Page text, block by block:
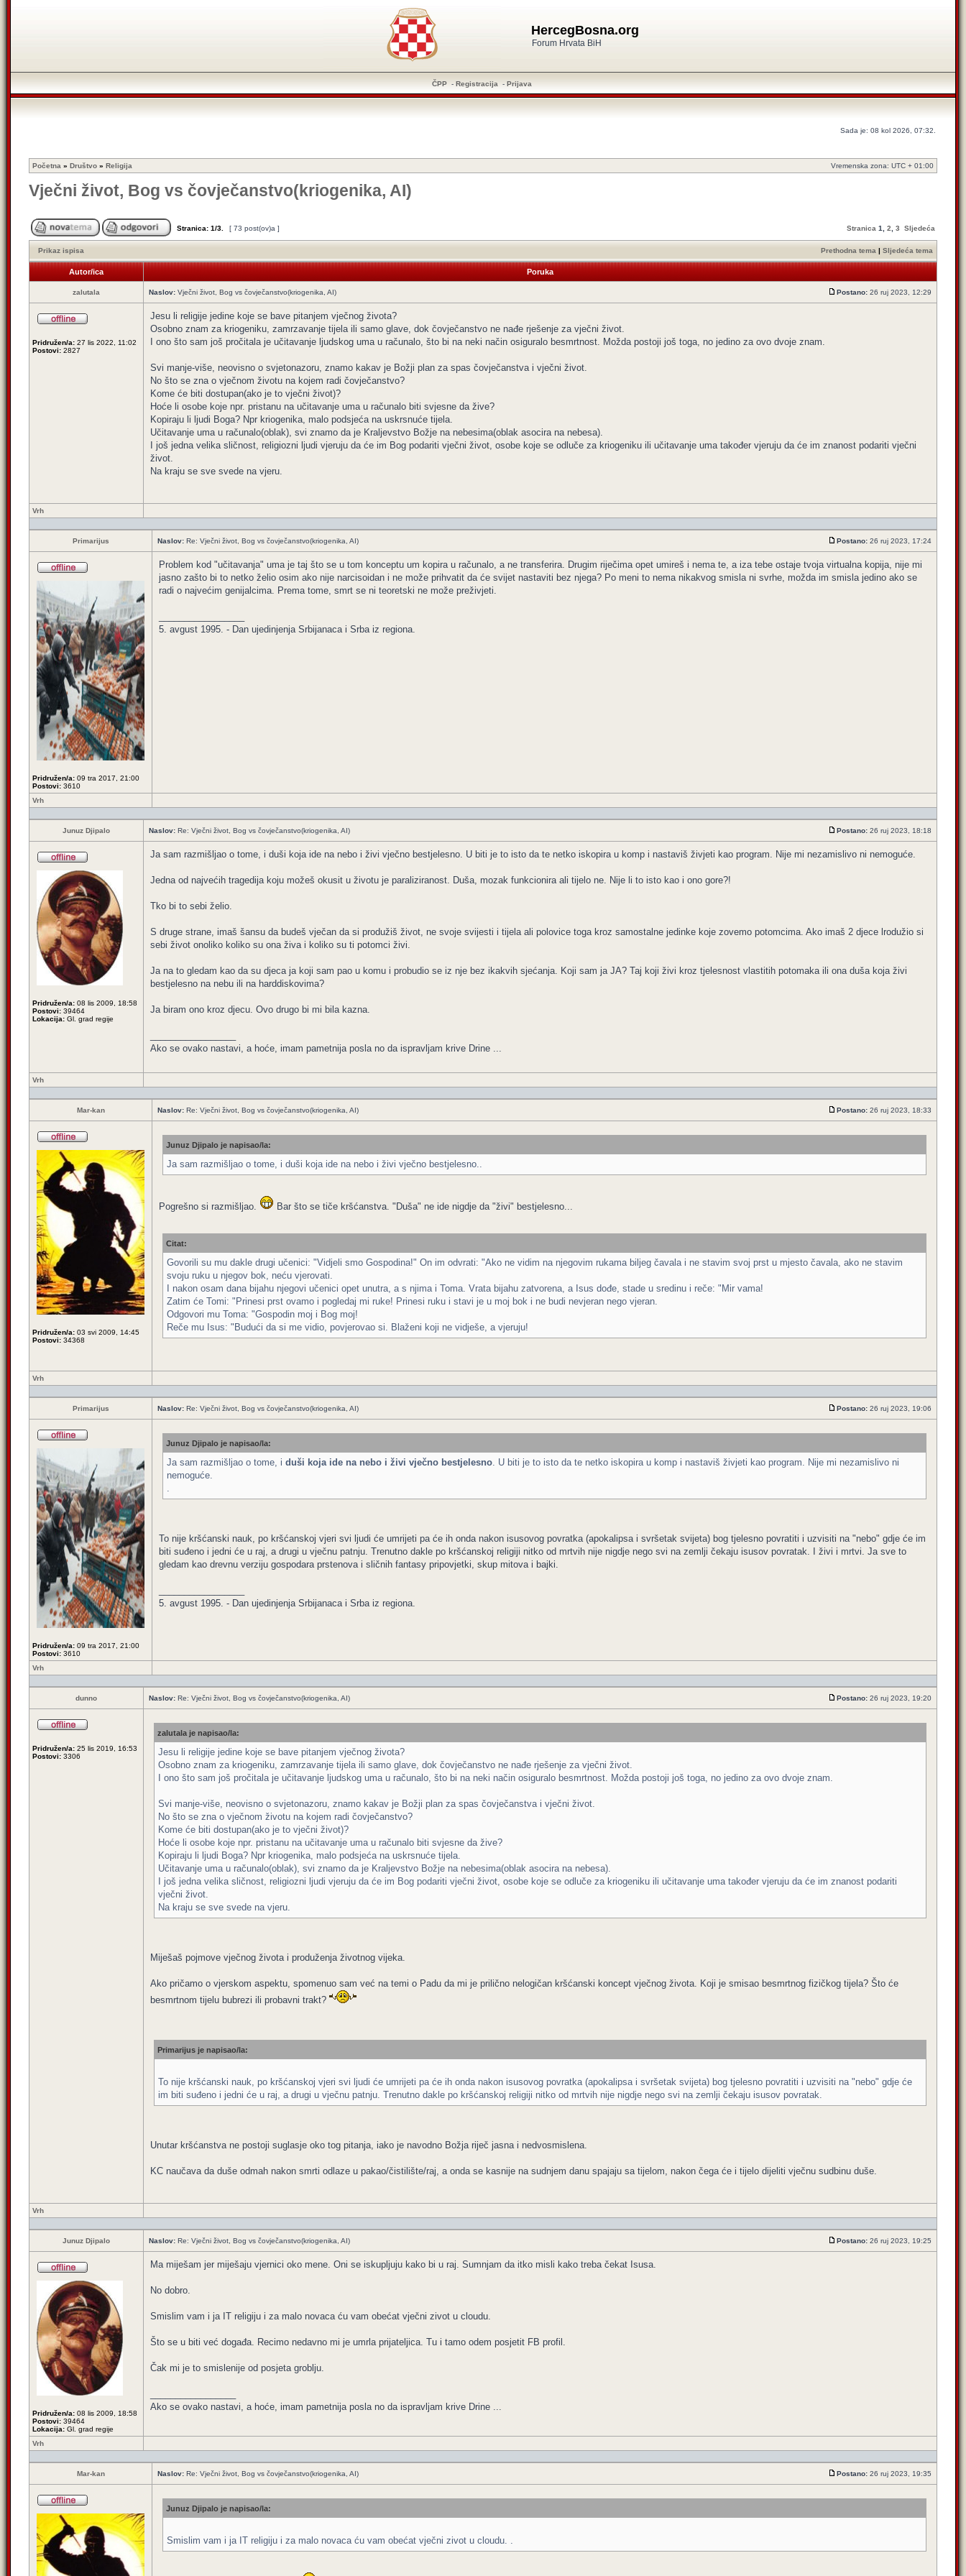
HercegBosna.org
Forum Hrvata BiH
ČPP - Registracija - Prijava
Sada je: 08 kol 2026, 07:32.
Početna » Društvo » Religija Vremenska zona: UTC + 01:00
Vječni život, Bog vs čovječanstvo(kriogenika, AI)
Stranica: 1/3 [ 73 post(ov)a ] Stranica 1 2 3 Sljedeća
Prikaz ispisa Prethodna tema | Sljedeća tema
Autor/ica Poruka
zalutala Naslov: Vječni život, Bog vs čovječanstvo(kriogenika, AI) Postano: 26 ruj 2023, 12:29
Pridružen/a: 27 lis 2022, 11:02
Postovi: 2827
Jesu li religije jedine koje se bave pitanjem vječnog života?
Osobno znam za kriogeniku, zamrzavanje tijela ili samo glave, dok čovječanstvo ne nađe rješenje za vječni život.
I ono što sam još pročitala je učitavanje ljudskog uma u računalo, što bi na neki način osiguralo besmrtnost. Možda postoji još toga, no jedino za ovo dvoje znam.
Svi manje-više, neovisno o svjetonazoru, znamo kakav je Božji plan za spas čovječanstva i vječni život.
No što se zna o vječnom životu na kojem radi čovječanstvo?
Kome će biti dostupan(ako je to vječni život)?
Hoće li osobe koje npr. pristanu na učitavanje uma u računalo biti svjesne da žive?
Kopiraju li ljudi Boga? Npr kriogenika, malo podsjeća na uskrsnuće tijela.
Učitavanje uma u računalo(oblak), svi znamo da je Kraljevstvo Božje na nebesima(oblak asocira na nebesa).
I još jedna velika sličnost, religiozni ljudi vjeruju da će im Bog podariti vječni život, osobe koje se odluče za kriogeniku ili učitavanje uma također vjeruju da će im znanost podariti vječni
život.
Na kraju se sve svede na vjeru.
Vrh
Primarijus Naslov: Re: Vječni život, Bog vs čovječanstvo(kriogenika, AI) Postano: 26 ruj 2023, 17:24
Pridružen/a: 09 tra 2017, 21:00
Postovi: 3610
Problem kod "učitavanja" uma je taj što se u tom konceptu um kopira u računalo, a ne transferira. Drugim riječima opet umireš i nema te, a iza tebe ostaje tvoja virtualna kopija, nije mi
jasno zašto bi to netko želio osim ako nije narcisoidan i ne može prihvatit da će svijet nastaviti bez njega? Po meni to nema nikakvog smisla ni svrhe, možda im smisla jedino ako se
radi o najvećim genijalcima. Prema tome, smrt se ni teoretski ne može preživjeti.
5. avgust 1995. - Dan ujedinjenja Srbijanaca i Srba iz regiona.
Vrh
Junuz Djipalo Naslov: Re: Vječni život, Bog vs čovječanstvo(kriogenika, AI) Postano: 26 ruj 2023, 18:18
Pridružen/a: 08 lis 2009, 18:58
Postovi: 39464
Lokacija: Gl. grad regije
Ja sam razmišljao o tome, i duši koja ide na nebo i živi vječno bestjelesno. U biti je to isto da te netko iskopira u komp i nastaviš živjeti kao program. Nije mi nezamislivo ni nemoguće.
Jedna od najvećih tragedija koju možeš okusit u životu je paraliziranost. Duša, mozak funkcionira ali tijelo ne. Nije li to isto kao i ono gore?!
Tko bi to sebi želio.
S druge strane, imaš šansu da budeš vječan da si produžiš život, ne svoje svijesti i tijela ali polovice toga kroz samostalne jedinke koje zovemo potomcima. Ako imaš 2 djece lrodužio si
sebi život onoliko koliko su ona živa i koliko su ti potomci živi.
Ja na to gledam kao da su djeca ja koji sam pao u komu i probudio se iz nje bez ikakvih sjećanja. Koji sam ja JA? Taj koji živi kroz tjelesnost vlastitih potomaka ili ona duša koja živi
bestjelesno na nebu ili na harddiskovima?
Ja biram ono kroz djecu. Ovo drugo bi mi bila kazna.
Ako se ovako nastavi, a hoće, imam pametnija posla no da ispravljam krive Drine ...
Vrh
Mar-kan Naslov: Re: Vječni život, Bog vs čovječanstvo(kriogenika, AI) Postano: 26 ruj 2023, 18:33
Pridružen/a: 03 svi 2009, 14:45
Postovi: 34368
Junuz Djipalo je napisao/la:
Ja sam razmišljao o tome, i duši koja ide na nebo i živi vječno bestjelesno..
Pogrešno si razmišljao. Bar što se tiče kršćanstva. "Duša" ne ide nigdje da "živi" bestjelesno...
Citat:
Govorili su mu dakle drugi učenici: "Vidjeli smo Gospodina!" On im odvrati: "Ako ne vidim na njegovim rukama biljeg čavala i ne stavim svoj prst u mjesto čavala, ako ne stavim
svoju ruku u njegov bok, neću vjerovati.
I nakon osam dana bijahu njegovi učenici opet unutra, a s njima i Toma. Vrata bijahu zatvorena, a Isus dođe, stade u sredinu i reče: "Mir vama!
Zatim će Tomi: "Prinesi prst ovamo i pogledaj mi ruke! Prinesi ruku i stavi je u moj bok i ne budi nevjeran nego vjeran.
Odgovori mu Toma: "Gospodin moj i Bog moj!
Reče mu Isus: "Budući da si me vidio, povjerovao si. Blaženi koji ne vidješe, a vjeruju!
Vrh
Primarijus Naslov: Re: Vječni život, Bog vs čovječanstvo(kriogenika, AI) Postano: 26 ruj 2023, 19:06
Pridružen/a: 09 tra 2017, 21:00
Postovi: 3610
Junuz Djipalo je napisao/la:
Ja sam razmišljao o tome, i duši koja ide na nebo i živi vječno bestjelesno. U biti je to isto da te netko iskopira u komp i nastaviš živjeti kao program. Nije mi nezamislivo ni
nemoguće.
.
To nije kršćanski nauk, po kršćanskoj vjeri svi ljudi će umrijeti pa će ih onda nakon isusovog povratka (apokalipsa i svršetak svijeta) bog tjelesno povratiti i uzvisiti na "nebo" gdje će im
biti suđeno i jedni će u raj, a drugi u vječnu patnju. Trenutno dakle po kršćanskoj religiji nitko od mrtvih nije nigdje nego svi na zemlji čekaju isusov povratak. I živi i mrtvi. Ja sve to
gledam kao drevnu verziju gospodara prstenova i sličnih fantasy pripovjetki, skup mitova i bajki.
5. avgust 1995. - Dan ujedinjenja Srbijanaca i Srba iz regiona.
Vrh
dunno Naslov: Re: Vječni život, Bog vs čovječanstvo(kriogenika, AI) Postano: 26 ruj 2023, 19:20
Pridružen/a: 25 lis 2019, 16:53
Postovi: 3306
zalutala je napisao/la:
Jesu li religije jedine koje se bave pitanjem vječnog života?
Osobno znam za kriogeniku, zamrzavanje tijela ili samo glave, dok čovječanstvo ne nađe rješenje za vječni život.
I ono što sam još pročitala je učitavanje ljudskog uma u računalo, što bi na neki način osiguralo besmrtnost. Možda postoji još toga, no jedino za ovo dvoje znam.
Svi manje-više, neovisno o svjetonazoru, znamo kakav je Božji plan za spas čovječanstva i vječni život.
No što se zna o vječnom životu na kojem radi čovječanstvo?
Kome će biti dostupan(ako je to vječni život)?
Hoće li osobe koje npr. pristanu na učitavanje uma u računalo biti svjesne da žive?
Kopiraju li ljudi Boga? Npr kriogenika, malo podsjeća na uskrsnuće tijela.
Učitavanje uma u računalo(oblak), svi znamo da je Kraljevstvo Božje na nebesima(oblak asocira na nebesa).
I još jedna velika sličnost, religiozni ljudi vjeruju da će im Bog podariti vječni život, osobe koje se odluče za kriogeniku ili učitavanje uma također vjeruju da će im znanost podariti
vječni život.
Na kraju se sve svede na vjeru.
Miješaš pojmove vječnog života i produženja životnog vijeka.
Ako pričamo o vjerskom aspektu, spomenuo sam već na temi o Padu da mi je prilično nelogičan kršćanski koncept vječnog života. Koji je smisao besmrtnog fizičkog tijela? Što će
besmrtnom tijelu bubrezi ili probavni trakt?
Primarijus je napisao/la:
To nije kršćanski nauk, po kršćanskoj vjeri svi ljudi će umrijeti pa će ih onda nakon isusovog povratka (apokalipsa i svršetak svijeta) bog tjelesno povratiti i uzvisiti na "nebo" gdje će
im biti suđeno i jedni će u raj, a drugi u vječnu patnju. Trenutno dakle po kršćanskoj religiji nitko od mrtvih nije nigdje nego svi na zemlji čekaju isusov povratak.
Unutar kršćanstva ne postoji suglasje oko tog pitanja, iako je navodno Božja riječ jasna i nedvosmislena.
KC naučava da duše odmah nakon smrti odlaze u pakao/čistilište/raj, a onda se kasnije na sudnjem danu spajaju sa tijelom, nakon čega će i tijelo dijeliti vječnu sudbinu duše.
Vrh
Junuz Djipalo Naslov: Re: Vječni život, Bog vs čovječanstvo(kriogenika, AI) Postano: 26 ruj 2023, 19:25
Pridružen/a: 08 lis 2009, 18:58
Postovi: 39464
Lokacija: Gl. grad regije
Ma miješam jer miješaju vjernici oko mene. Oni se iskupljuju kako bi u raj. Sumnjam da itko misli kako treba čekat Isusa.
No dobro.
Smislim vam i ja IT religiju i za malo novaca ću vam obećat vječni zivot u cloudu.
Što se u biti već događa. Recimo nedavno mi je umrla prijateljica. Tu i tamo odem posjetit FB profil.
Čak mi je to smislenije od posjeta groblju.
Ako se ovako nastavi, a hoće, imam pametnija posla no da ispravljam krive Drine ...
Vrh
Mar-kan Naslov: Re: Vječni život, Bog vs čovječanstvo(kriogenika, AI) Postano: 26 ruj 2023, 19:35
Junuz Djipalo je napisao/la:
Smislim vam i ja IT religiju i za malo novaca ću vam obećat vječni zivot u cloudu. .